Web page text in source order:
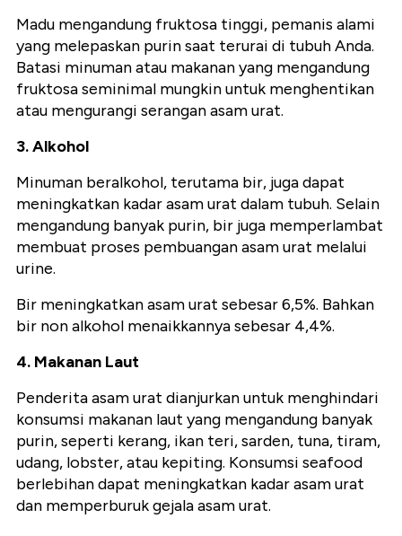
Madu mengandung fruktosa tinggi, pemanis alami
yang melepaskan purin saat terurai di tubuh Anda.
Batasi minuman atau makanan yang mengandung
fruktosa seminimal mungkin untuk menghentikan
atau mengurangi serangan asam urat.
3. Alkohol
Minuman beralkohol, terutama bir, juga dapat
meningkatkan kadar asam urat dalam tubuh. Selain
mengandung banyak purin, bir juga memperlambat
membuat proses pembuangan asam urat melalui
urine.
Bir meningkatkan asam urat sebesar 6,5%. Bahkan
bir non alkohol menaikkannya sebesar 4,4%.
4. Makanan Laut
Penderita asam urat dianjurkan untuk menghindari
konsumsi makanan laut yang mengandung banyak
purin, seperti kerang, ikan teri, sarden, tuna, tiram,
udang, lobster, atau kepiting. Konsumsi seafood
berlebihan dapat meningkatkan kadar asam urat
dan memperburuk gejala asam urat.